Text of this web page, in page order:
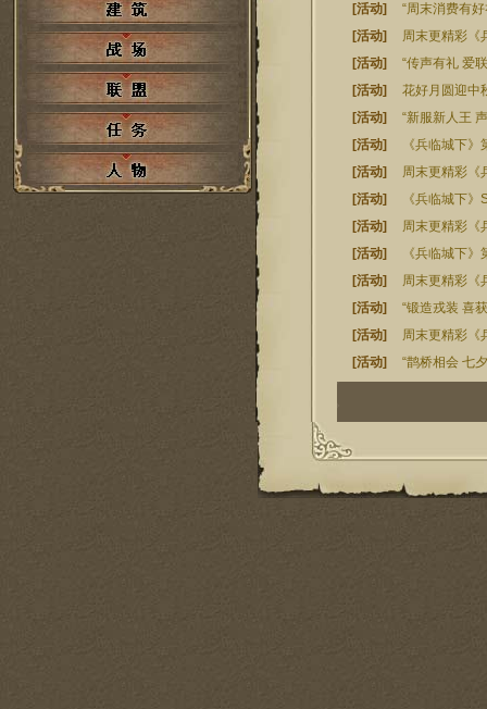
[活动]
“周末消费有
[活动]
周末更精彩《
[活动]
“传声有礼 爱
[活动]
花好月圆迎中
[活动]
“新服新人王
[活动]
《兵临城下
[活动]
周末更精彩《
[活动]
《兵临城下
[活动]
周末更精彩《
[活动]
《兵临城下
[活动]
周末更精彩《
[活动]
“锻造戎装 喜
[活动]
周末更精彩《
[活动]
“鹊桥相会 七